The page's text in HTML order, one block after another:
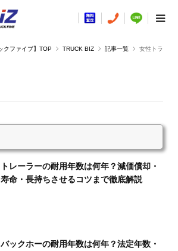
TRUCK BIZ 記事一覧
女性トラ
トレーラーの耐用年数は何年？減価償却・
寿命・長持ちさせるコツまで徹底解説
バックホーの耐用年数は何年？法定年数・